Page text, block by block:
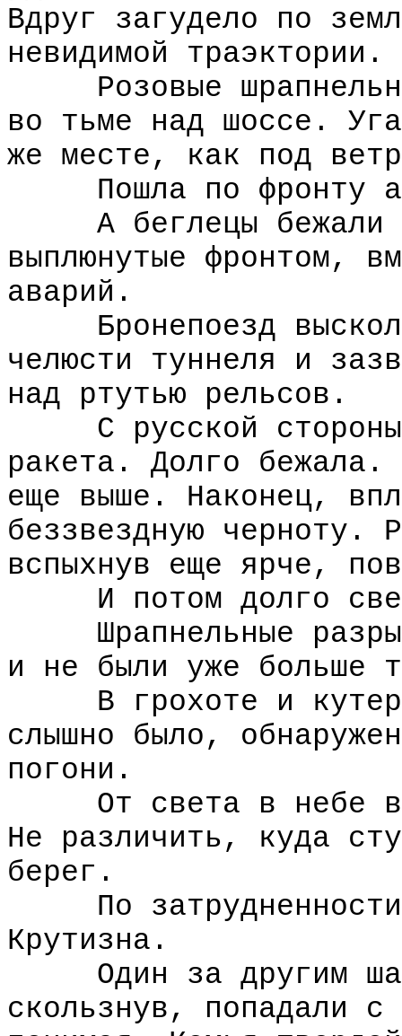
Вдруг загудело по
невидимой траэктории.
Розовые
во тьме над шоссе.
же месте, как под
Пошла по фронту
А беглецы бежали
выплюнутые фронтом,
аварий.
Бронепоезд
челюсти туннеля и
над ртутью рельсов.
С русской стороны
ракета. Долго бежала.
еще выше. Наконец,
беззвездную черноту.
вспыхнув еще ярче,
И потом долго
Шрапнельные
и не были уже больше
В грохоте и
слышно было,
погони.
От света в небе
Не различить, куда
берег.
По затрудненности
Крутизна.
Один за другим
скользнув, попадали